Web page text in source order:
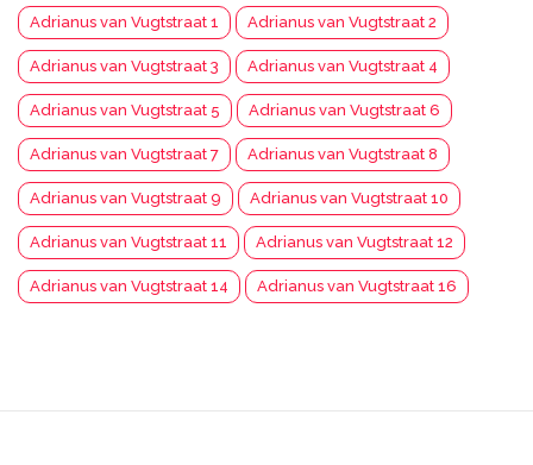
Adrianus van Vugtstraat 1 Adrianus van Vugtstraat 2
Adrianus van Vugtstraat 3 Adrianus van Vugtstraat 4
Adrianus van Vugtstraat 5 Adrianus van Vugtstraat 6
Adrianus van Vugtstraat 7 Adrianus van Vugtstraat 8
Adrianus van Vugtstraat 9 Adrianus van Vugtstraat 10
Adrianus van Vugtstraat 11 Adrianus van Vugtstraat 12
Adrianus van Vugtstraat 14 Adrianus van Vugtstraat 16